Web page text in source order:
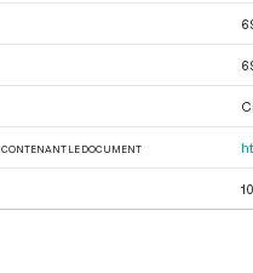
LE DOCUMENT